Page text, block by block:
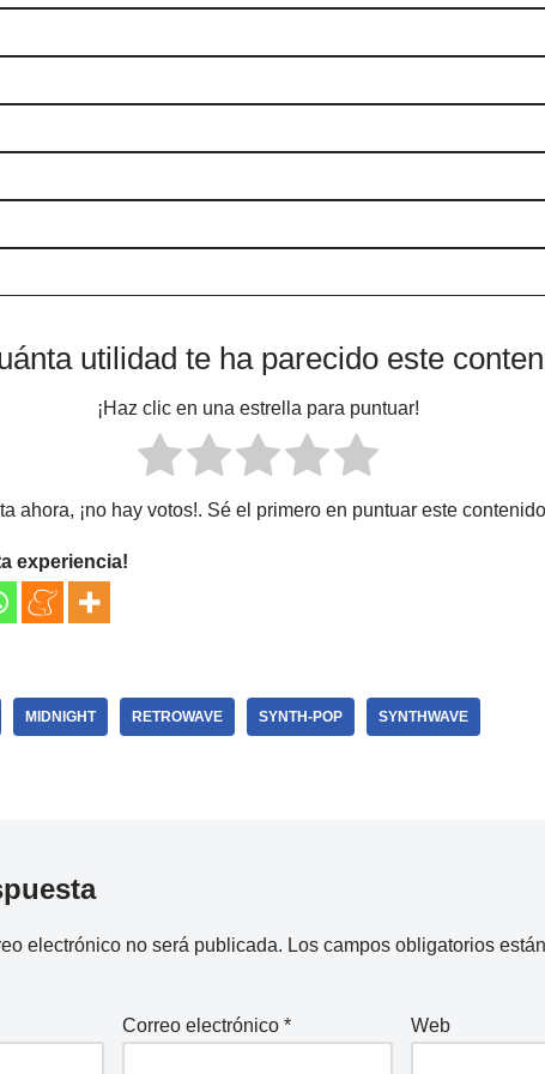
utilidad te ha parecido este
¡Haz clic en una estrella para puntuar!
ahora, ¡no hay votos!. Sé el primero en puntuar este
experiencia!
MIDNIGHT RETROWAVE SYNTH-POP SYNTHWAVE
electrónico no será publicada. Los campos obligatorios
Correo electrónico * Web